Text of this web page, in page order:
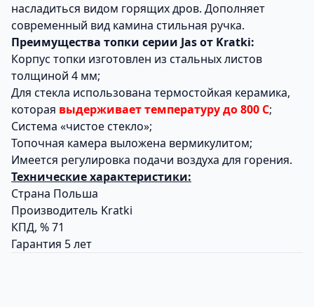
насладиться видом горящих дров. Дополняет
современный вид камина стильная ручка.
Преимущества топки серии Jas от Kratki:
Корпус топки изготовлен из стальных листов
толщиной 4 мм;
Для стекла использована термостойкая керамика,
которая выдерживает температуру до 800 С;
Система «чистое стекло»;
Топочная камера выложена вермикулитом;
Имеется регулировка подачи воздуха для горения.
Технические характеристики:
Страна Польша
Производитель Kratki
КПД, % 71
Гарантия 5 лет